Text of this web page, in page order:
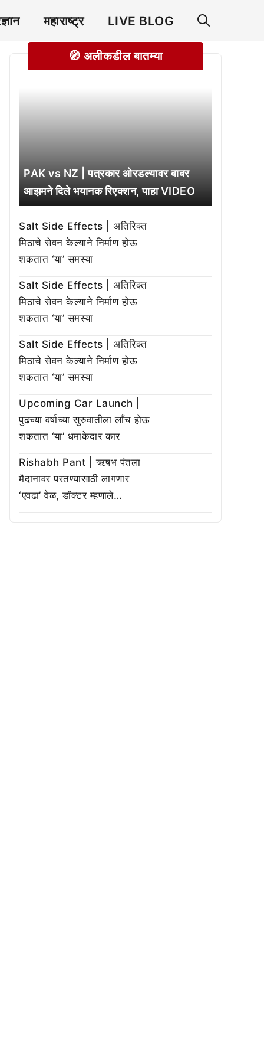
महाराष्ट्र LIVE BLOG
🧭 अलीकडील बातम्या
PAK vs NZ | पत्रकार ओरडल्यावर बाबर
आझमने दिले भयानक रिएक्शन, पाहा VIDEO
Salt Side Effects | अतिरिक्त
मिठाचे सेवन केल्याने निर्माण होऊ
शकतात ‘या’ समस्या
Salt Side Effects | अतिरिक्त
मिठाचे सेवन केल्याने निर्माण होऊ
शकतात ‘या’ समस्या
Salt Side Effects | अतिरिक्त
मिठाचे सेवन केल्याने निर्माण होऊ
शकतात ‘या’ समस्या
Upcoming Car Launch |
पुढच्या वर्षाच्या सुरुवातीला लाँच होऊ
शकतात ‘या’ धमाकेदार कार
Rishabh Pant | ऋषभ पंतला
मैदानावर परतण्यासाठी लागणार
‘एवढा’ वेळ, डॉक्टर म्हणाले…